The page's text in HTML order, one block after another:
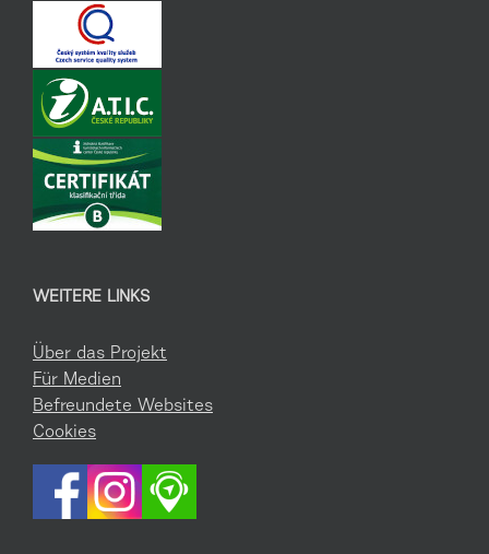
WEITERE LINKS
Über das Projekt
Für Medien
Befreundete Websites
Cookies